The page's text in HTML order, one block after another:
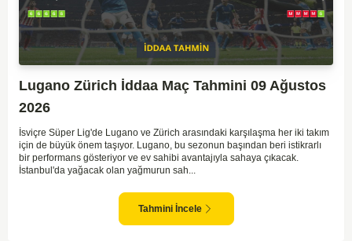
Lugano Zürich İddaa Maç Tahmini 09 Ağustos
2026
İsviçre Süper Lig'de Lugano ve Zürich arasındaki karşılaşma her iki takım
için de büyük önem taşıyor. Lugano, bu sezonun başından beri istikrarlı
bir performans gösteriyor ve ev sahibi avantajıyla sahaya çıkacak.
İstanbul'da yağacak olan yağmurun sah...
Tahmini İncele